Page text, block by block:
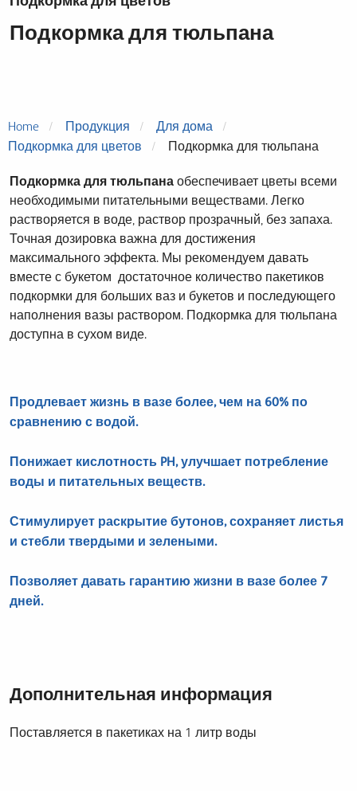
Подкормка для тюльпана
Home Продукция
Для дома
Подкормка для цветов
Подкормка для тюльпана
Подкормка для тюльпана обеспечивает цветы всеми
необходимыми питательными веществами. Легко
растворяется в воде, раствор прозрачный, без запаха.
Точная дозировка важна для достижения
максимального эффекта. Мы рекомендуем давать
вместе с букетом достаточное количество пакетиков
подкормки для больших ваз и букетов и последующего
наполнения вазы раствором. Подкормка для тюльпана
доступна в сухом виде.
Продлевает жизнь в вазе более, чем на 60% по
сравнению с водой.
Понижает кислотность PH, улучшает потребление
воды и питательных веществ.
Стимулирует раскрытие бутонов, сохраняет листья
и стебли твердыми и зелеными.
Позволяет давать гарантию жизни в вазе более 7
дней.
Дополнительная информация
Поставляется в пакетиках на 1 литр воды